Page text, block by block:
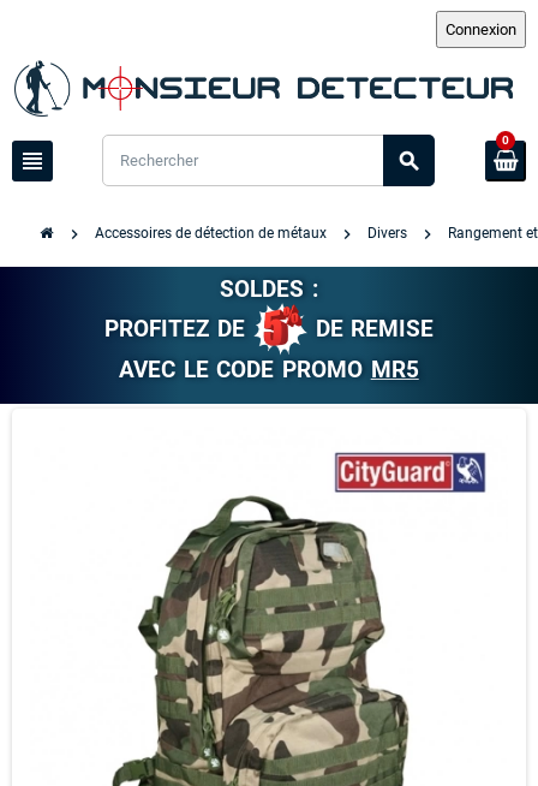
view_headline search
0
chevron_right Accessoires de détection de métaux chevron_right Divers chevron_right Rangement
SOLDES :
PROFITEZ DE
DE REMISE
AVEC LE CODE PROMO MR5